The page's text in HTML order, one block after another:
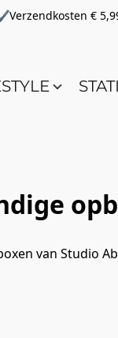
€
van Studio